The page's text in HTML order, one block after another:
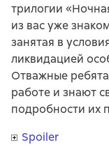
трилогии
из вас уже
занятая в
ликвидацией
Отважные
работе и знают
подробности их
Spoiler